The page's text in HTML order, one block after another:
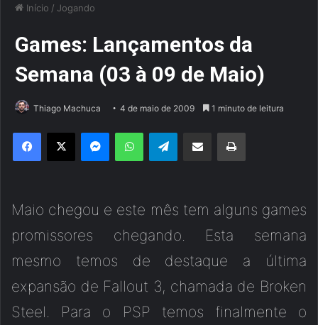
Início / Jogando
Games: Lançamentos da
Semana (03 à 09 de Maio)
Thiago Machuca 4 de maio de 2009 1 minuto de leitura
Maio chegou e este mês tem alguns games
promissores chegando. Esta semana
mesmo temos de destaque a última
expansão de Fallout 3, chamada de Broken
Steel. Para o PSP temos finalmente o